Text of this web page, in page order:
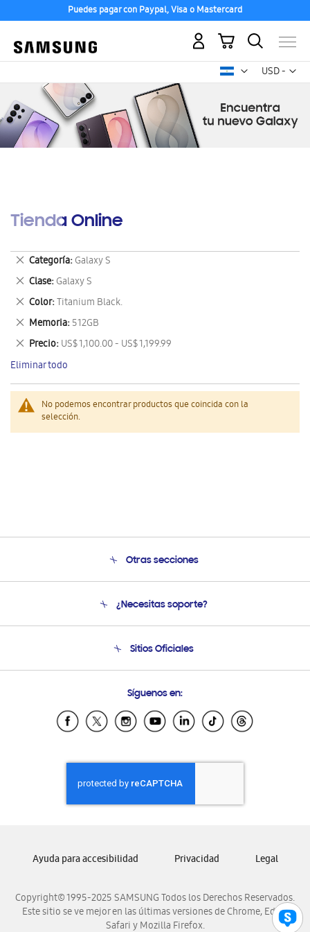
Puedes pagar con Paypal, Visa o Mastercard
USD -
dólar
Mi carrito
Tienda Online
No podemos encontrar productos que coincida con la
selección.
Categoría Galaxy S
Eliminar
este
artículo
Clase Galaxy S
Eliminar
este
artículo
Color Titanium Black.
Eliminar
este
artículo
Memoria 512GB
Eliminar
este
artículo
Precio US$ 1,100.00 - US$ 1,199.99
Eliminar
este
artículo
Eliminar todo
Otras secciones
Soporte
¿Necesitas soporte?
Soporte vía eMail
Sitios Oficiales
Samsung Ecuador
Samsung El Salvador
Samsung Honduras
Samsung Nicaragua
Samsung Panamá
Samsung Venezuela
Síguenos en:
Copyright© 1995-2025 SAMSUNG Todos los Derechos Reservados.
Este sitio se ve mejor en las últimas versiones de Chrome, Edge,
Safari y Mozilla Firefox.
Ayuda para accesibilidad Privacidad Legal